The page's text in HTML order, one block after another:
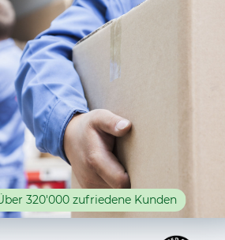
320'000 zufriedene Kunden